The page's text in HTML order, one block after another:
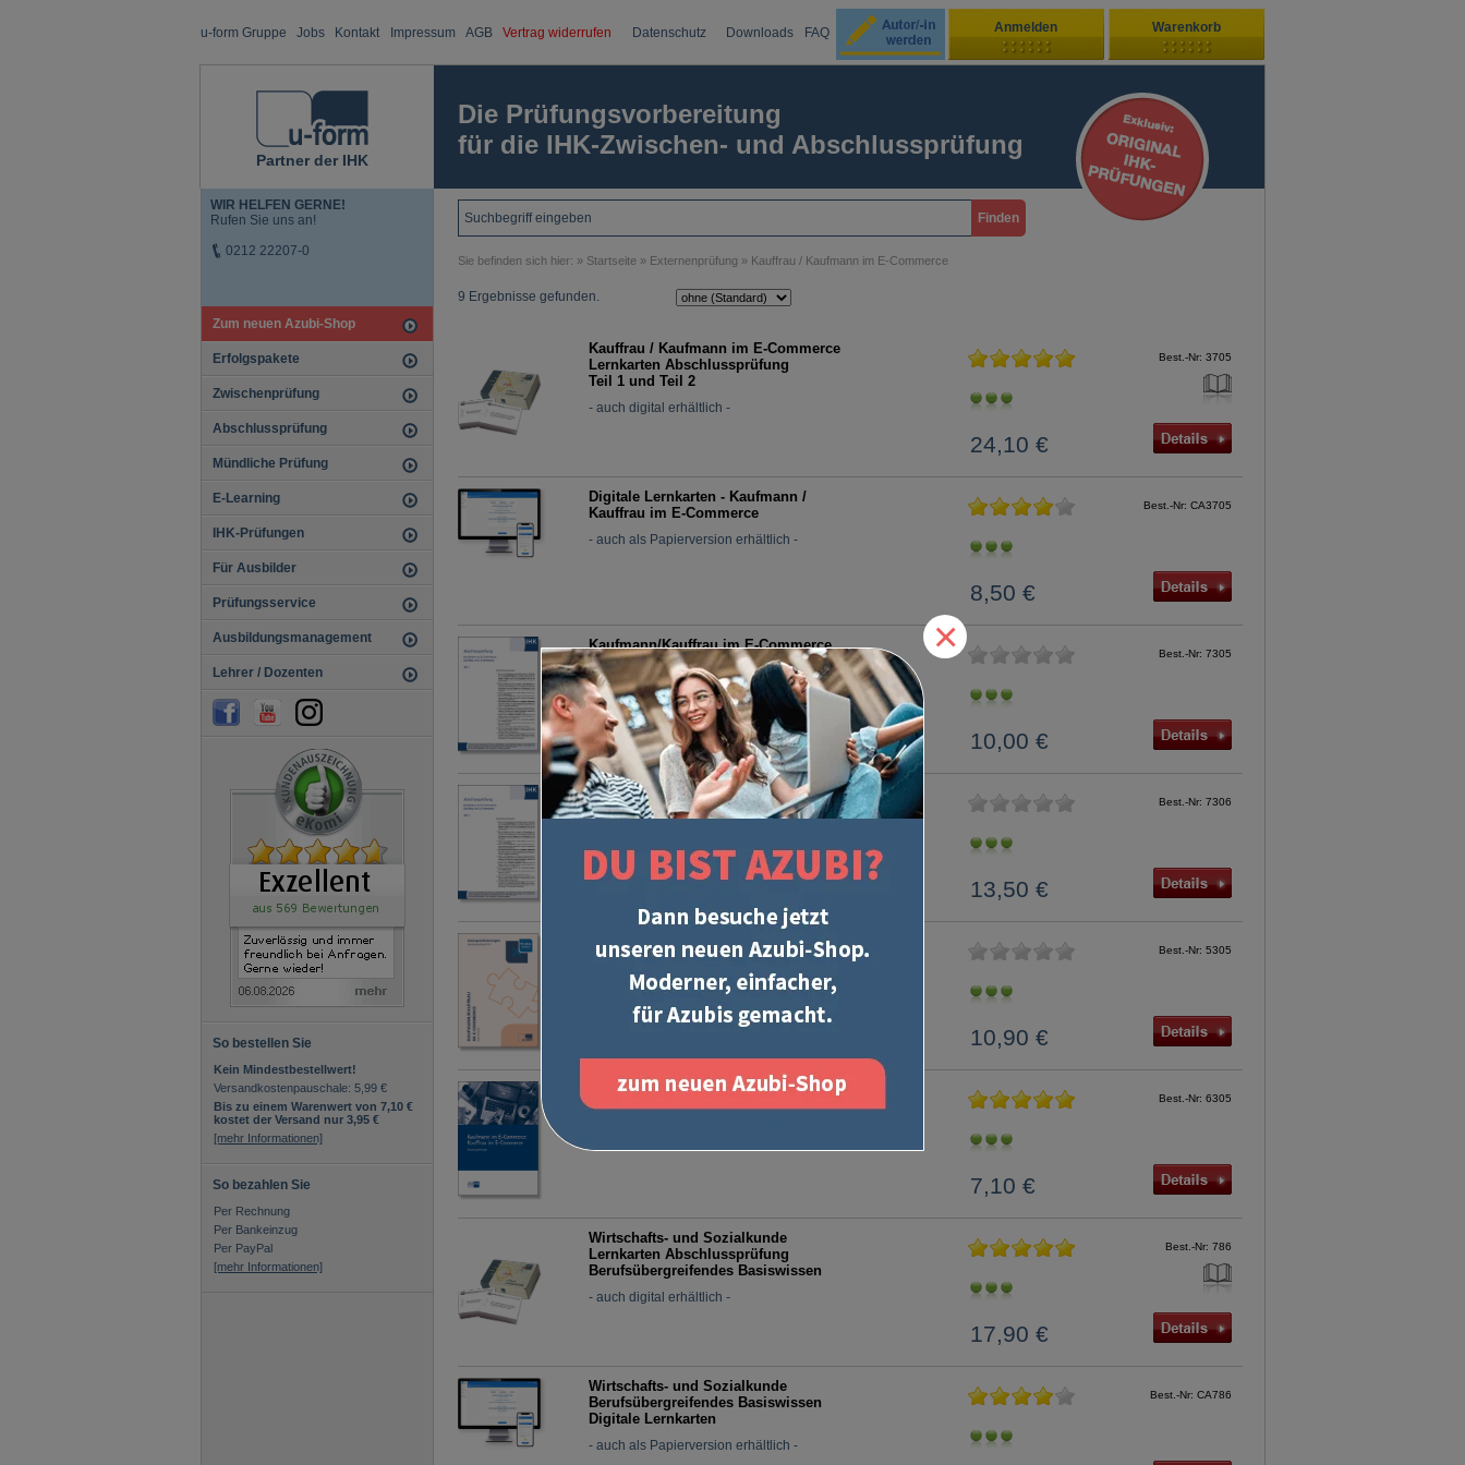
u-form Gruppe Jobs Kontakt Impressum AGB Vertrag widerrufen Datenschutz Downloads FAQ Anmelden Warenkorb
Ihr Warenkorb ist leer
Sie sind Neukunde?
Partner der IHK
Die Prüfungsvorbereitung
für die IHK-Zwischen- und Abschlussprüfung
WIR HELFEN GERNE!
Rufen Sie uns an!
0212 22207-0
Zum neuen Azubi-Shop
Erfolgspakete
Zwischenprüfung
Abschlussprüfung
Mündliche Prüfung
E-Learning
IHK-Prüfungen
Für Ausbilder
Prüfungsservice
Ausbildungsmanagement
Lehrer / Dozenten
So bestellen Sie
Kein Mindestbestellwert!
Versandkostenpauschale: 5,99 €
Bis zu einem Warenwert von 7,10 €
kostet der Versand nur 3,95 €
[mehr Informationen]
So bezahlen Sie
Per Rechnung
Per Bankeinzug
Per PayPal
[mehr Informationen]
Sie befinden sich hier: » Startseite » Externenprüfung » Kauffrau / Kaufmann im E-Commerce
9 Ergebnisse gefunden.
Kauffrau / Kaufmann im E-Commerce
Lernkarten Abschlussprüfung
Teil 1 und Teil 2
- auch digital erhältlich -
24,10 €
Best.-Nr: 3705
Digitale Lernkarten - Kaufmann /
Kauffrau im E-Commerce
- auch als Papierversion erhältlich -
8,50 €
Best.-Nr: CA3705
Kaufmann/Kauffrau im E-Commerce
IHK-Abschlussprüfung Teil 1
10,00 €
Best.-Nr: 7305
Kaufmann/Kauffrau im E-Commerce
IHK-Abschlussprüfung Teil 2
13,50 €
Best.-Nr: 7306
Kauffrau / Kaufmann im E-Commerce
Lösungserläuterungen zur
Abschlussprüfung Teil 1
10,90 €
Best.-Nr: 5305
Kauffrau / Kaufmann im E-Commerce
Prüfungskatalog für die IHK-
7,10 €
Best.-Nr: 6305
Wirtschafts- und Sozialkunde
Lernkarten Abschlussprüfung
Berufsübergreifendes Basiswissen
- auch digital erhältlich -
17,90 €
Best.-Nr: 786
Wirtschafts- und Sozialkunde
Berufsübergreifendes Basiswissen
Digitale Lernkarten
- auch als Papierversion erhältlich -
Best.-Nr: CA786
×